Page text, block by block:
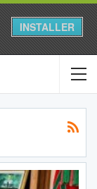
INSTALLER